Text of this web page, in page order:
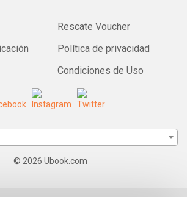
Rescate Voucher
Política de privacidad
Condiciones de Uso
© 2026 Ubook.com